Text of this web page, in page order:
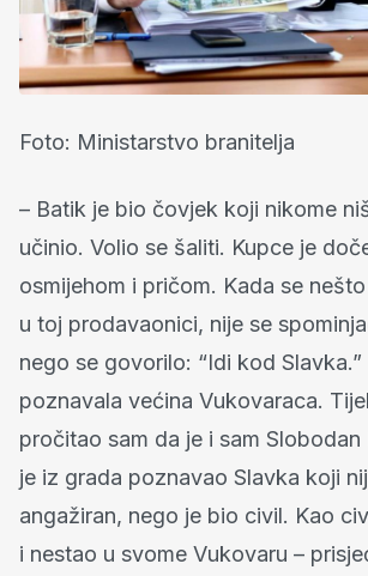
Foto: Ministarstvo branitelja
– Batik je bio čovjek koji nikome
učinio. Volio se šaliti. Kupce je
osmijehom i pričom. Kada se
u toj prodavaonici, nije se
nego se govorilo: “Idi kod
poznavala većina Vukovaraca.
pročitao sam da je i sam Slobodan
je iz grada poznavao Slavka koji
angažiran, nego je bio civil. Kao
i nestao u svome Vukovaru –